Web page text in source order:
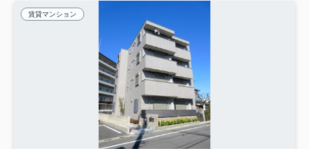
賃貸マンション